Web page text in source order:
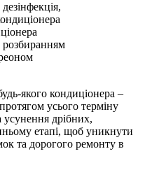
якого кондиціонера –
усього терміну
усунення дрібних,
етапі, щоб уникнути
та дорогого ремонту в